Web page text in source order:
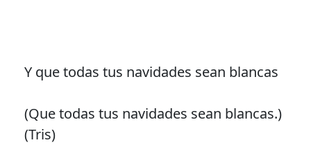
Y que todas tus navidades sean blancas
(Que todas tus navidades sean blancas.)
(Tris)